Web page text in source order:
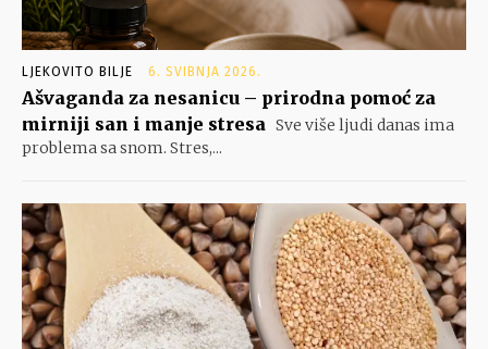
LJEKOVITO BILJE 6. SVIBNJA 2026.
Ašvaganda za nesanicu – prirodna pomoć za
mirniji san i manje stresa Sve više ljudi danas ima
problema sa snom. Stres,...